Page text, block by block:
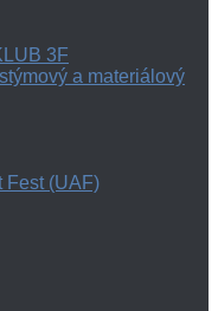
3F
a materiálový
Fest (UAF)